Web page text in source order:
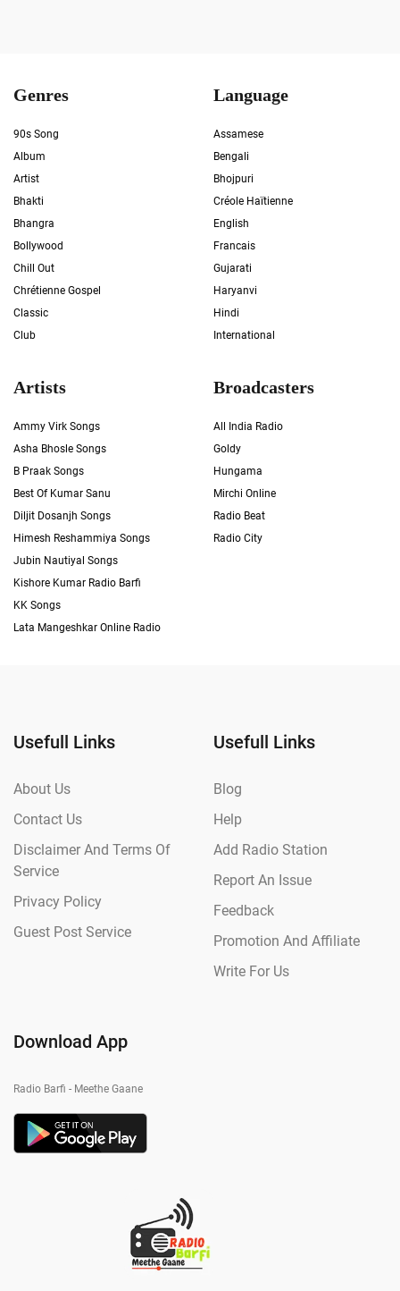
Genres
90s Song
Album
Artist
Bhakti
Bhangra
Bollywood
Chill Out
Chrétienne Gospel
Classic
Club
Language
Assamese
Bengali
Bhojpuri
Créole Haïtienne
English
Francais
Gujarati
Haryanvi
Hindi
International
Artists
Ammy Virk Songs
Asha Bhosle Songs
B Praak Songs
Best Of Kumar Sanu
Diljit Dosanjh Songs
Himesh Reshammiya Songs
Jubin Nautiyal Songs
Kishore Kumar Radio Barfi
KK Songs
Lata Mangeshkar Online Radio
Broadcasters
All India Radio
Goldy
Hungama
Mirchi Online
Radio Beat
Radio City
Usefull Links
About Us
Contact Us
Disclaimer And Terms Of
Service
Privacy Policy
Guest Post Service
Usefull Links
Blog
Help
Add Radio Station
Report An Issue
Feedback
Promotion And Affiliate
Write For Us
Download App
Radio Barfi - Meethe Gaane